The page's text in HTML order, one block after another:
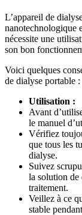
L’appareil de
nanotechnologique
nécessite une
son bon
Voici quelques
de dialyse portable :
Utilisation :
Avant
le manuel
Vérifiez
que tous les
dialyse.
Suivez
la solution de
traitement.
Veillez à ce
stable